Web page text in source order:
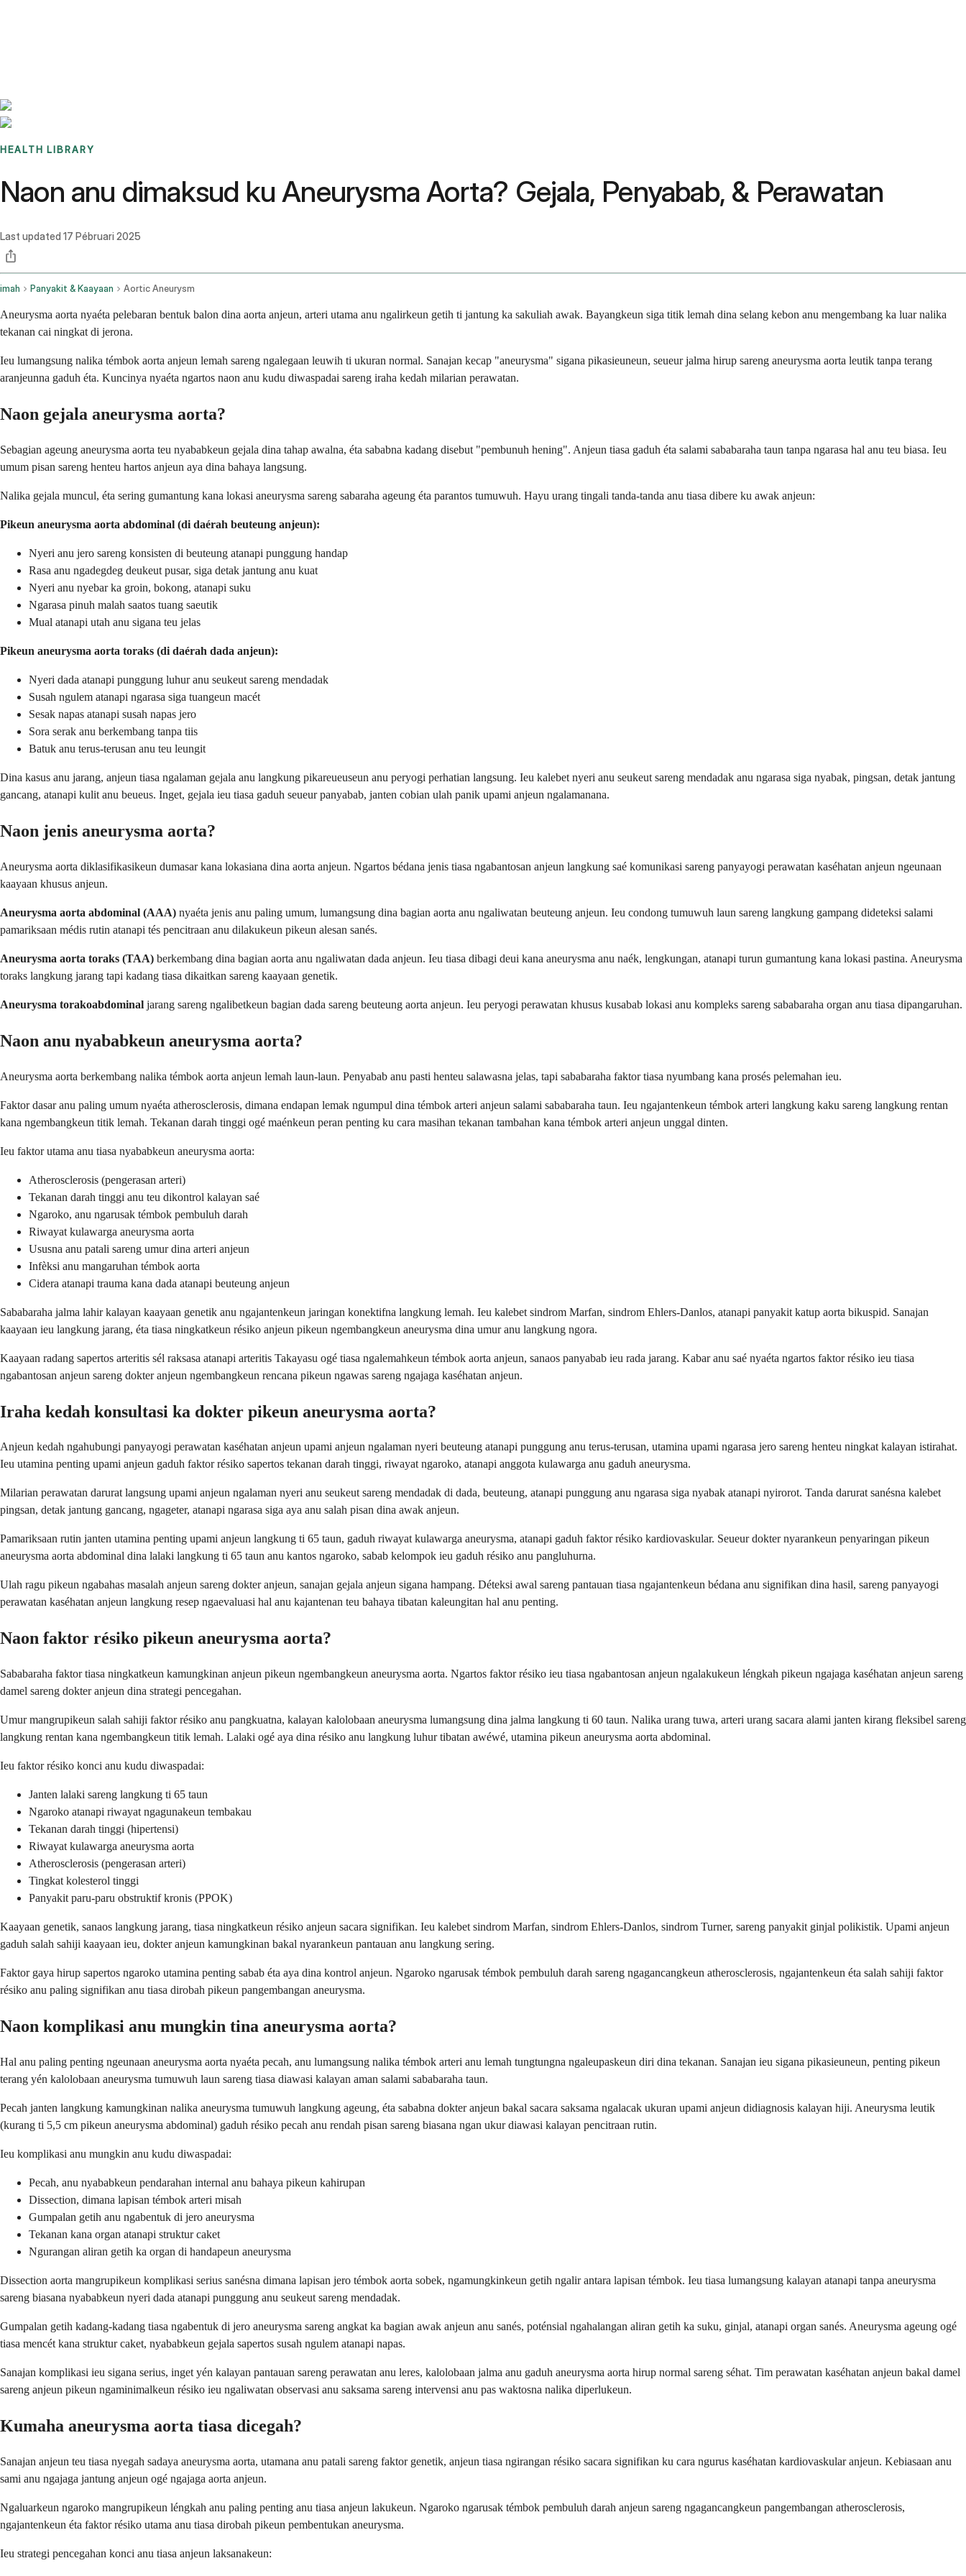
HEALTH LIBRARY
Naon anu dimaksud ku Aneurysma Aorta? Gejala, Penyabab, & Perawatan
Last updated 17 Pébruari 2025
imah Panyakit & Kaayaan Aortic Aneurysm
Aneurysma aorta nyaéta pelebaran bentuk balon dina aorta anjeun, arteri utama anu ngalirkeun getih ti jantung ka sakuliah awak. Bayangkeun siga titik lemah dina selang kebon anu mengembang ka luar nalika
tekanan cai ningkat di jerona.
Ieu lumangsung nalika témbok aorta anjeun lemah sareng ngalegaan leuwih ti ukuran normal. Sanajan kecap "aneurysma" sigana pikasieuneun, seueur jalma hirup sareng aneurysma aorta leutik tanpa terang
aranjeunna gaduh éta. Kuncinya nyaéta ngartos naon anu kudu diwaspadai sareng iraha kedah milarian perawatan.
Naon gejala aneurysma aorta?
Sebagian ageung aneurysma aorta teu nyababkeun gejala dina tahap awalna, éta sababna kadang disebut "pembunuh hening". Anjeun tiasa gaduh éta salami sababaraha taun tanpa ngarasa hal anu teu biasa. Ieu
umum pisan sareng henteu hartos anjeun aya dina bahaya langsung.
Nalika gejala muncul, éta sering gumantung kana lokasi aneurysma sareng sabaraha ageung éta parantos tumuwuh. Hayu urang tingali tanda-tanda anu tiasa dibere ku awak anjeun:
Pikeun aneurysma aorta abdominal (di daérah beuteung anjeun):
Nyeri anu jero sareng konsisten di beuteung atanapi punggung handap
Rasa anu ngadegdeg deukeut pusar, siga detak jantung anu kuat
Nyeri anu nyebar ka groin, bokong, atanapi suku
Ngarasa pinuh malah saatos tuang saeutik
Mual atanapi utah anu sigana teu jelas
Pikeun aneurysma aorta toraks (di daérah dada anjeun):
Nyeri dada atanapi punggung luhur anu seukeut sareng mendadak
Susah ngulem atanapi ngarasa siga tuangeun macét
Sesak napas atanapi susah napas jero
Sora serak anu berkembang tanpa tiis
Batuk anu terus-terusan anu teu leungit
Dina kasus anu jarang, anjeun tiasa ngalaman gejala anu langkung pikareueuseun anu peryogi perhatian langsung. Ieu kalebet nyeri anu seukeut sareng mendadak anu ngarasa siga nyabak, pingsan, detak jantung
gancang, atanapi kulit anu beueus. Inget, gejala ieu tiasa gaduh seueur panyabab, janten cobian ulah panik upami anjeun ngalamanana.
Naon jenis aneurysma aorta?
Aneurysma aorta diklasifikasikeun dumasar kana lokasiana dina aorta anjeun. Ngartos bédana jenis tiasa ngabantosan anjeun langkung saé komunikasi sareng panyayogi perawatan kaséhatan anjeun ngeunaan
kaayaan khusus anjeun.
Aneurysma aorta abdominal (AAA) nyaéta jenis anu paling umum, lumangsung dina bagian aorta anu ngaliwatan beuteung anjeun. Ieu condong tumuwuh laun sareng langkung gampang dideteksi salami
pamariksaan médis rutin atanapi tés pencitraan anu dilakukeun pikeun alesan sanés.
Aneurysma aorta toraks (TAA) berkembang dina bagian aorta anu ngaliwatan dada anjeun. Ieu tiasa dibagi deui kana aneurysma anu naék, lengkungan, atanapi turun gumantung kana lokasi pastina. Aneurysma
toraks langkung jarang tapi kadang tiasa dikaitkan sareng kaayaan genetik.
Aneurysma torakoabdominal jarang sareng ngalibetkeun bagian dada sareng beuteung aorta anjeun. Ieu peryogi perawatan khusus kusabab lokasi anu kompleks sareng sababaraha organ anu tiasa dipangaruhan.
Naon anu nyababkeun aneurysma aorta?
Aneurysma aorta berkembang nalika témbok aorta anjeun lemah laun-laun. Penyabab anu pasti henteu salawasna jelas, tapi sababaraha faktor tiasa nyumbang kana prosés pelemahan ieu.
Faktor dasar anu paling umum nyaéta atherosclerosis, dimana endapan lemak ngumpul dina témbok arteri anjeun salami sababaraha taun. Ieu ngajantenkeun témbok arteri langkung kaku sareng langkung rentan
kana ngembangkeun titik lemah. Tekanan darah tinggi ogé maénkeun peran penting ku cara masihan tekanan tambahan kana témbok arteri anjeun unggal dinten.
Ieu faktor utama anu tiasa nyababkeun aneurysma aorta:
Atherosclerosis (pengerasan arteri)
Tekanan darah tinggi anu teu dikontrol kalayan saé
Ngaroko, anu ngarusak témbok pembuluh darah
Riwayat kulawarga aneurysma aorta
Ususna anu patali sareng umur dina arteri anjeun
Infèksi anu mangaruhan témbok aorta
Cidera atanapi trauma kana dada atanapi beuteung anjeun
Sababaraha jalma lahir kalayan kaayaan genetik anu ngajantenkeun jaringan konektifna langkung lemah. Ieu kalebet sindrom Marfan, sindrom Ehlers-Danlos, atanapi panyakit katup aorta bikuspid. Sanajan
kaayaan ieu langkung jarang, éta tiasa ningkatkeun résiko anjeun pikeun ngembangkeun aneurysma dina umur anu langkung ngora.
Kaayaan radang sapertos arteritis sél raksasa atanapi arteritis Takayasu ogé tiasa ngalemahkeun témbok aorta anjeun, sanaos panyabab ieu rada jarang. Kabar anu saé nyaéta ngartos faktor résiko ieu tiasa
ngabantosan anjeun sareng dokter anjeun ngembangkeun rencana pikeun ngawas sareng ngajaga kaséhatan anjeun.
Iraha kedah konsultasi ka dokter pikeun aneurysma aorta?
Anjeun kedah ngahubungi panyayogi perawatan kaséhatan anjeun upami anjeun ngalaman nyeri beuteung atanapi punggung anu terus-terusan, utamina upami ngarasa jero sareng henteu ningkat kalayan istirahat.
Ieu utamina penting upami anjeun gaduh faktor résiko sapertos tekanan darah tinggi, riwayat ngaroko, atanapi anggota kulawarga anu gaduh aneurysma.
Milarian perawatan darurat langsung upami anjeun ngalaman nyeri anu seukeut sareng mendadak di dada, beuteung, atanapi punggung anu ngarasa siga nyabak atanapi nyirorot. Tanda darurat sanésna kalebet
pingsan, detak jantung gancang, ngageter, atanapi ngarasa siga aya anu salah pisan dina awak anjeun.
Pamariksaan rutin janten utamina penting upami anjeun langkung ti 65 taun, gaduh riwayat kulawarga aneurysma, atanapi gaduh faktor résiko kardiovaskular. Seueur dokter nyarankeun penyaringan pikeun
aneurysma aorta abdominal dina lalaki langkung ti 65 taun anu kantos ngaroko, sabab kelompok ieu gaduh résiko anu pangluhurna.
Ulah ragu pikeun ngabahas masalah anjeun sareng dokter anjeun, sanajan gejala anjeun sigana hampang. Déteksi awal sareng pantauan tiasa ngajantenkeun bédana anu signifikan dina hasil, sareng panyayogi
perawatan kaséhatan anjeun langkung resep ngaevaluasi hal anu kajantenan teu bahaya tibatan kaleungitan hal anu penting.
Naon faktor résiko pikeun aneurysma aorta?
Sababaraha faktor tiasa ningkatkeun kamungkinan anjeun pikeun ngembangkeun aneurysma aorta. Ngartos faktor résiko ieu tiasa ngabantosan anjeun ngalakukeun léngkah pikeun ngajaga kaséhatan anjeun sareng
damel sareng dokter anjeun dina strategi pencegahan.
Umur mangrupikeun salah sahiji faktor résiko anu pangkuatna, kalayan kalolobaan aneurysma lumangsung dina jalma langkung ti 60 taun. Nalika urang tuwa, arteri urang sacara alami janten kirang fleksibel sareng
langkung rentan kana ngembangkeun titik lemah. Lalaki ogé aya dina résiko anu langkung luhur tibatan awéwé, utamina pikeun aneurysma aorta abdominal.
Ieu faktor résiko konci anu kudu diwaspadai:
Janten lalaki sareng langkung ti 65 taun
Ngaroko atanapi riwayat ngagunakeun tembakau
Tekanan darah tinggi (hipertensi)
Riwayat kulawarga aneurysma aorta
Atherosclerosis (pengerasan arteri)
Tingkat kolesterol tinggi
Panyakit paru-paru obstruktif kronis (PPOK)
Kaayaan genetik, sanaos langkung jarang, tiasa ningkatkeun résiko anjeun sacara signifikan. Ieu kalebet sindrom Marfan, sindrom Ehlers-Danlos, sindrom Turner, sareng panyakit ginjal polikistik. Upami anjeun
gaduh salah sahiji kaayaan ieu, dokter anjeun kamungkinan bakal nyarankeun pantauan anu langkung sering.
Faktor gaya hirup sapertos ngaroko utamina penting sabab éta aya dina kontrol anjeun. Ngaroko ngarusak témbok pembuluh darah sareng ngagancangkeun atherosclerosis, ngajantenkeun éta salah sahiji faktor
résiko anu paling signifikan anu tiasa dirobah pikeun pangembangan aneurysma.
Naon komplikasi anu mungkin tina aneurysma aorta?
Hal anu paling penting ngeunaan aneurysma aorta nyaéta pecah, anu lumangsung nalika témbok arteri anu lemah tungtungna ngaleupaskeun diri dina tekanan. Sanajan ieu sigana pikasieuneun, penting pikeun
terang yén kalolobaan aneurysma tumuwuh laun sareng tiasa diawasi kalayan aman salami sababaraha taun.
Pecah janten langkung kamungkinan nalika aneurysma tumuwuh langkung ageung, éta sababna dokter anjeun bakal sacara saksama ngalacak ukuran upami anjeun didiagnosis kalayan hiji. Aneurysma leutik
(kurang ti 5,5 cm pikeun aneurysma abdominal) gaduh résiko pecah anu rendah pisan sareng biasana ngan ukur diawasi kalayan pencitraan rutin.
Ieu komplikasi anu mungkin anu kudu diwaspadai:
Pecah, anu nyababkeun pendarahan internal anu bahaya pikeun kahirupan
Dissection, dimana lapisan témbok arteri misah
Gumpalan getih anu ngabentuk di jero aneurysma
Tekanan kana organ atanapi struktur caket
Ngurangan aliran getih ka organ di handapeun aneurysma
Dissection aorta mangrupikeun komplikasi serius sanésna dimana lapisan jero témbok aorta sobek, ngamungkinkeun getih ngalir antara lapisan témbok. Ieu tiasa lumangsung kalayan atanapi tanpa aneurysma
sareng biasana nyababkeun nyeri dada atanapi punggung anu seukeut sareng mendadak.
Gumpalan getih kadang-kadang tiasa ngabentuk di jero aneurysma sareng angkat ka bagian awak anjeun anu sanés, poténsial ngahalangan aliran getih ka suku, ginjal, atanapi organ sanés. Aneurysma ageung ogé
tiasa mencét kana struktur caket, nyababkeun gejala sapertos susah ngulem atanapi napas.
Sanajan komplikasi ieu sigana serius, inget yén kalayan pantauan sareng perawatan anu leres, kalolobaan jalma anu gaduh aneurysma aorta hirup normal sareng séhat. Tim perawatan kaséhatan anjeun bakal damel
sareng anjeun pikeun ngaminimalkeun résiko ieu ngaliwatan observasi anu saksama sareng intervensi anu pas waktosna nalika diperlukeun.
Kumaha aneurysma aorta tiasa dicegah?
Sanajan anjeun teu tiasa nyegah sadaya aneurysma aorta, utamana anu patali sareng faktor genetik, anjeun tiasa ngirangan résiko sacara signifikan ku cara ngurus kaséhatan kardiovaskular anjeun. Kebiasaan anu
sami anu ngajaga jantung anjeun ogé ngajaga aorta anjeun.
Ngaluarkeun ngaroko mangrupikeun léngkah anu paling penting anu tiasa anjeun lakukeun. Ngaroko ngarusak témbok pembuluh darah anjeun sareng ngagancangkeun pangembangan atherosclerosis,
ngajantenkeun éta faktor résiko utama anu tiasa dirobah pikeun pembentukan aneurysma.
Ieu strategi pencegahan konci anu tiasa anjeun laksanakeun: